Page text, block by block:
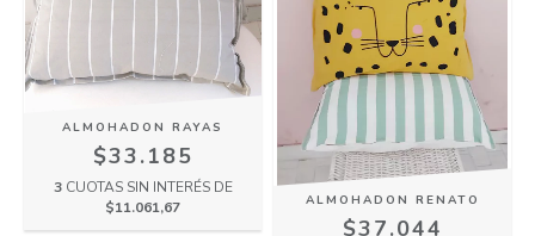
ALMOHADON RAYAS
$33.185
3 CUOTAS SIN INTERÉS DE
$11.061,67
ALMOHADON RENATO
$37.044